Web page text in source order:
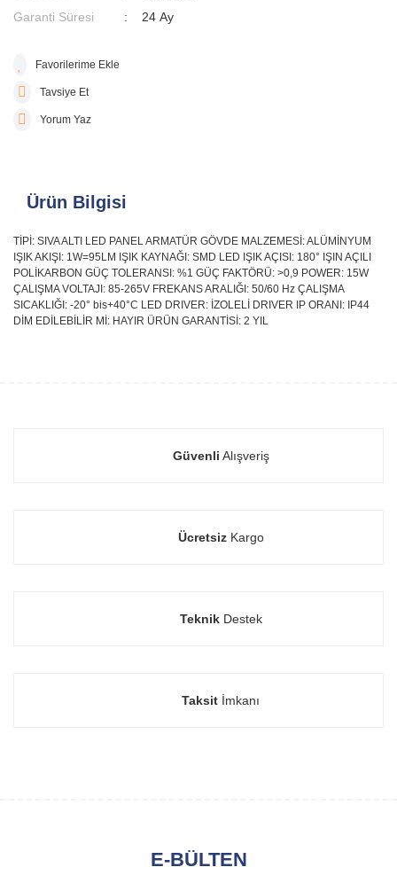
Garanti Süresi
24 Ay
Tavsiye Et
Yorum Yaz
Ürün Bilgisi
TİPİ: SIVA ALTI LED PANEL ARMATÜR GÖVDE MALZEMESİ: ALÜMİNYUM
IŞIK AKIŞI: 1W=95LM IŞIK KAYNAĞI: SMD LED IŞIK AÇISI: 180° IŞIN AÇILI
POLİKARBON GÜÇ TOLERANSI: %1 GÜÇ FAKTÖRÜ: >0,9 POWER: 15W
ÇALIŞMA VOLTAJI: 85-265V FREKANS ARALIĞI: 50/60 Hz ÇALIŞMA
SICAKLIĞI: -20° bis+40°C LED DRIVER: İZOLELİ DRIVER IP ORANI: IP44
DİM EDİLEBİLİR Mİ: HAYIR ÜRÜN GARANTİSİ: 2 YIL
Güvenli Alışveriş
ÜcretsizKargo
TeknikDestek
Taksit İmkanı
E-BÜLTEN